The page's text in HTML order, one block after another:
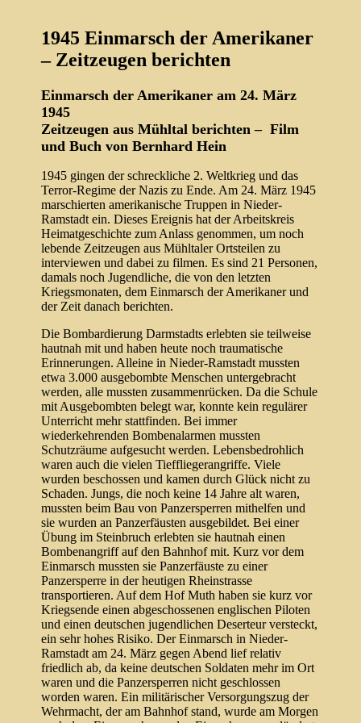
1945 Einmarsch der Amerikaner
– Zeitzeugen berichten
Einmarsch der Amerikaner am 24. März
1945
Zeitzeugen aus Mühltal berichten – Film
und Buch von Bernhard Hein
1945 gingen der schreckliche 2. Weltkrieg und das
Terror-Regime der Nazis zu Ende. Am 24. März 1945
marschierten amerikanische Truppen in Nieder-
Ramstadt ein. Dieses Ereignis hat der Arbeitskreis
Heimatgeschichte zum Anlass genommen, um noch
lebende Zeitzeugen aus Mühltaler Ortsteilen zu
interviewen und dabei zu filmen. Es sind 21 Personen,
damals noch Jugendliche, die von den letzten
Kriegsmonaten, dem Einmarsch der Amerikaner und
der Zeit danach berichten.
Die Bombardierung Darmstadts erlebten sie teilweise
hautnah mit und haben heute noch traumatische
Erinnerungen. Alleine in Nieder-Ramstadt mussten
etwa 3.000 ausgebombte Menschen untergebracht
werden, alle mussten zusammenrücken. Da die Schule
mit Ausgebombten belegt war, konnte kein regulärer
Unterricht mehr stattfinden. Bei immer
wiederkehrenden Bombenalarmen mussten
Schutzräume aufgesucht werden. Lebensbedrohlich
waren auch die vielen Tieffliegerangriffe. Viele
wurden beschossen und kamen durch Glück nicht zu
Schaden. Jungs, die noch keine 14 Jahre alt waren,
mussten beim Bau von Panzersperren mithelfen und
sie wurden an Panzerfäusten ausgebildet. Bei einer
Übung im Steinbruch erlebten sie hautnah einen
Bombenangriff auf den Bahnhof mit. Kurz vor dem
Einmarsch mussten sie Panzerfäuste zu einer
Panzersperre in der heutigen Rheinstrasse
transportieren. Auf dem Hof Muth haben sie kurz vor
Kriegsende einen abgeschossenen englischen Piloten
und einen deutschen jugendlichen Deserteur versteckt,
ein sehr hohes Risiko. Der Einmarsch in Nieder-
Ramstadt am 24. März gegen Abend lief relativ
friedlich ab, da keine deutschen Soldaten mehr im Ort
waren und die Panzersperren nicht geschlossen
worden waren. Ein militärischer Versorgungszug der
Wehrmacht, der am Bahnhof stand, wurde am Morgen